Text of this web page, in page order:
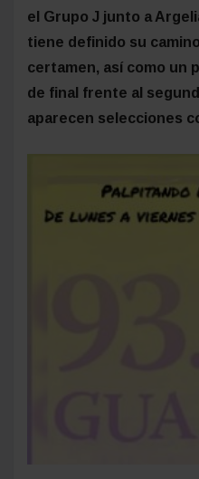
el Grupo J junto a
tiene definido su
certamen, así como un
de final frente al
aparecen selecciones